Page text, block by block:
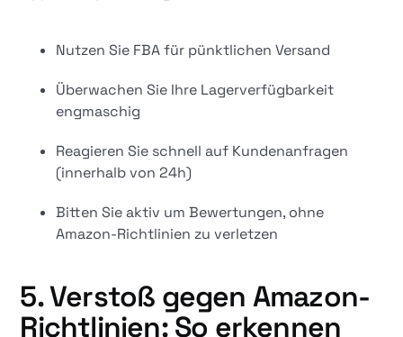
Nutzen Sie FBA für pünktlichen Versand
Überwachen Sie Ihre Lagerverfügbarkeit
engmaschig
Reagieren Sie schnell auf Kundenanfragen
(innerhalb von 24h)
Bitten Sie aktiv um Bewertungen, ohne
Amazon-Richtlinien zu verletzen
5. Verstoß gegen Amazon-
Richtlinien: So erkennen